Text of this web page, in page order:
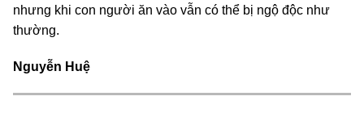
nhưng khi con người ăn vào vẫn có thể bị ngộ độc như
thường.
Nguyễn Huệ